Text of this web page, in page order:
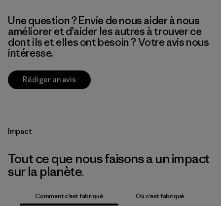
Une question ? Envie de nous aider à nous
améliorer et d’aider les autres à trouver ce
dont ils et elles ont besoin ? Votre avis nous
intéresse.
Rédiger un avis
Impact
Tout ce que nous faisons a un impact
sur la planète.
Comment c’est fabriqué Où c’est fabriqué